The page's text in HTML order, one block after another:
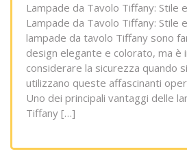
Lampade da Tavolo Tiffany: Stile
Lampade da Tavolo Tiffany: Stile
lampade da tavolo Tiffany sono
design elegante e colorato, ma è
considerare la sicurezza quando
utilizzano queste affascinanti
Uno dei principali vantaggi delle
Tiffany […]